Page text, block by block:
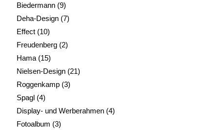
Biedermann(9)
Deha-Design(7)
Effect(10)
Freudenberg(2)
Hama(15)
Nielsen-Design(21)
Roggenkamp(3)
Spagl(4)
Display- und Werberahmen(4)
Fotoalbum (3)